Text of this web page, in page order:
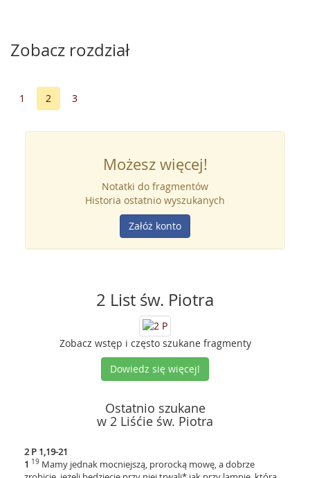
Zobacz rozdział
1 2 3
Możesz więcej!
Notatki do fragmentów
Historia ostatnio wyszukanych
Załóż konto
2 List św. Piotra
Zobacz wstęp i często szukane fragmenty
Dowiedz się więcej!
Ostatnio szukane
w 2 Liśćie św. Piotra
2 P 1,19-21
1 19 Mamy jednak mocniejszą, prorocką mowę, a dobrze